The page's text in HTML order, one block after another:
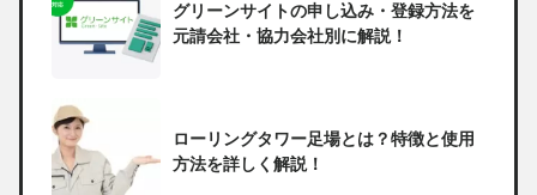
グリーンサイトの申し込み・登録方法を
元請会社・協力会社別に解説！
ローリングタワー足場とは？特徴と使用
方法を詳しく解説！